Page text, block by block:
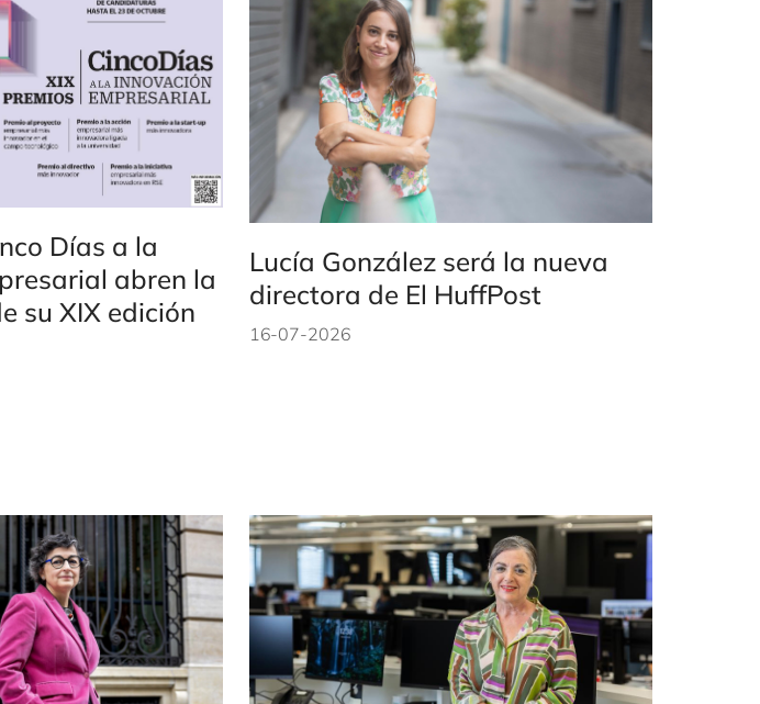
Días a la
abren la
su XIX edición
Lucía González será la nueva
directora de El HuffPost
16-07-2026